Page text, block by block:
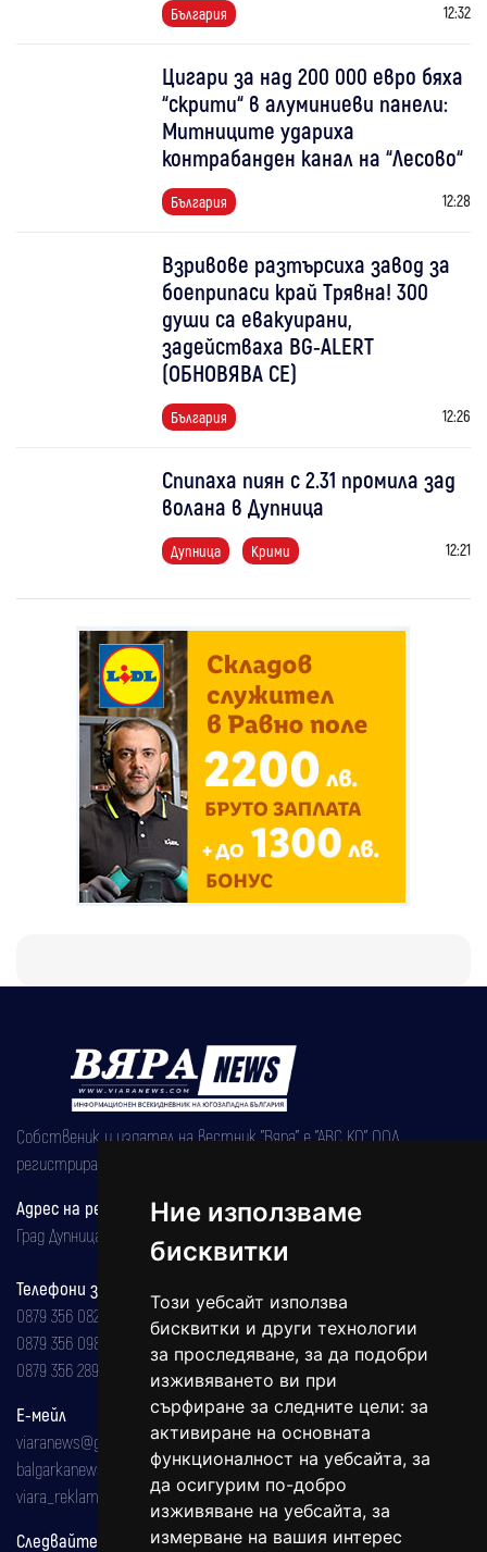
Ние използваме
бисквитки
Този уебсайт използва
бисквитки и други технологии
за проследяване, за да подобри
изживяването ви при
сърфиране за следните цели: за
активиране на основната
функционалност на уебсайта, за
да осигурим по-добро
изживяване на уебсайта, за
измерване на вашия интерес
България 12:32
Цигари за над 200 000 евро бяха
“скрити“ в алуминиеви панели:
Митниците удариха
контрабанден канал на “Лесово“
България 12:28
Взривове разтърсиха завод за
боеприпаси край Трявна! 300
души са евакуирани,
задействаха BG-ALERT
(ОБНОВЯВА СЕ)
България 12:26
Спипаха пиян с 2.31 промила зад
волана в Дупница
Дупница Крими 12:21
Собственик и издател на вестник "Вяра" е "АВС КО" ООД,
регистрирана на 08.05.2002 година.
Адрес на редакцията
Град Дупница, ул.''Христо Ботев" 43
Телефони за реклама и абонаменти
0879 356 082
0879 356 098
0879 356 289
Е-мейл
viaranews@gmail.com
balgarkanews@gmail.com
viara_reklama@mail.bg
Следвайте ни: